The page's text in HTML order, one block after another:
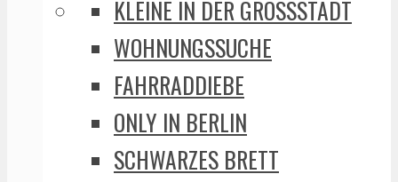
KLEINE IN DER GROSSSTADT
WOHNUNGSSUCHE
FAHRRADDIEBE
ONLY IN BERLIN
SCHWARZES BRETT